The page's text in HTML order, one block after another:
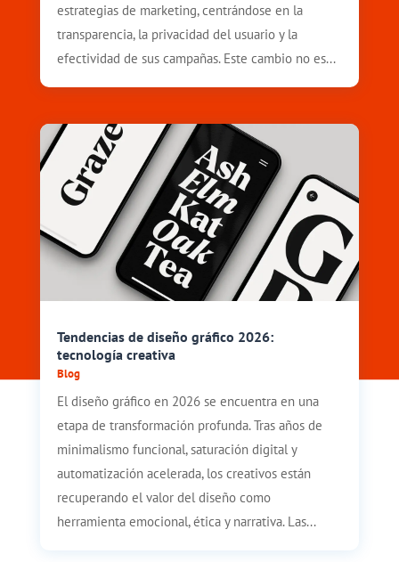
estrategias de marketing, centrándose en la
transparencia, la privacidad del usuario y la
efectividad de sus campañas. Este cambio no es...
Tendencias de diseño gráfico 2026:
tecnología creativa
Blog
El diseño gráfico en 2026 se encuentra en una
etapa de transformación profunda. Tras años de
minimalismo funcional, saturación digital y
automatización acelerada, los creativos están
recuperando el valor del diseño como
herramienta emocional, ética y narrativa. Las...